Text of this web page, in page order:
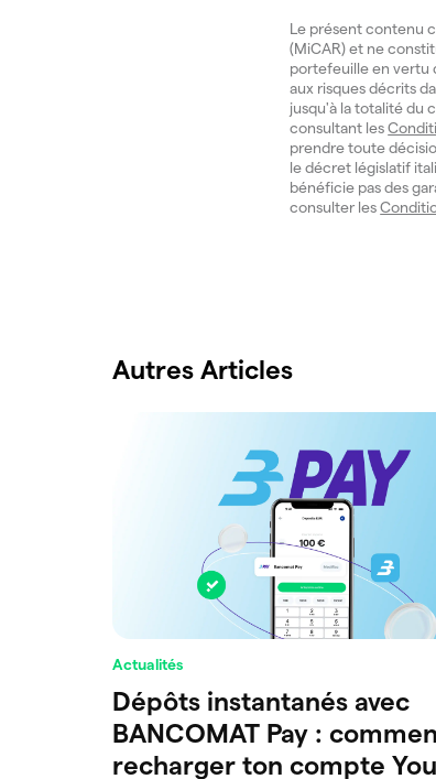
Le présent contenu
(MiCAR) et ne
portefeuille en vertu
aux risques décrits
jusqu'à la totalité du
consultant les
prendre toute
le décret législatif
bénéficie pas des
consulter les
Autres Articles
Actualités
Dépôts instantanés avec
BANCOMAT Pay :
recharger ton compte